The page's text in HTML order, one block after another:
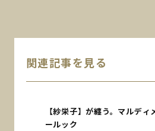
関連記事を見る
【紗栄子】が纏う。マルデ
ールック